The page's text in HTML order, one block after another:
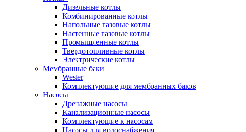
Дизельные котлы
Комбинированные котлы
Напольные газовые котлы
Настенные газовые котлы
Промышленные котлы
Твердотопливные котлы
Электрические котлы
Мембранные баки
Wester
Комплектуюшие для мембранных баков
Насосы
Дренажные насосы
Канализационные насосы
Комплектующие к насосам
Насосы для водоснабжения